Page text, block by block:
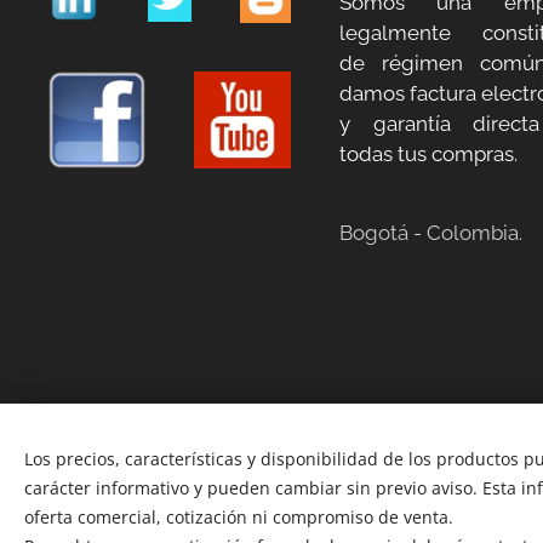
legalmente
de régimen
damos factura
y garantía
todas tus compras.
Bogotá - Colombia.
Los precios, características y disponibilidad de los productos
carácter informativo y pueden cambiar sin previo aviso. Esta
oferta comercial, cotización ni compromiso de venta.